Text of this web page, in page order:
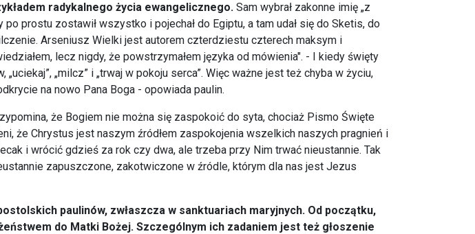
radykalnego życia ewangelicznego. Sam wybrał zakonne imię „z
prostu zostawił wszystko i pojechał do Egiptu, a tam udał się do Sketis, do
Arseniusz Wielki jest autorem czterdziestu czterech maksym i
lecz nigdy, że powstrzymałem języka od mówienia". - I kiedy święty
„milcz” i „trwaj w pokoju serca”. Więc ważne jest też chyba w życiu,
na nowo Pana Boga - opowiada paulin.
że Bogiem nie można się zaspokoić do syta, chociaż Pismo Święte
że Chrystus jest naszym źródłem zaspokojenia wszelkich naszych pragnień i
i wrócić gdzieś za rok czy dwa, ale trzeba przy Nim trwać nieustannie. Tak
zapuszczone, zakotwiczone w źródle, którym dla nas jest Jezus
paulinów, zwłaszcza w sanktuariach maryjnych. Od początku,
do Matki Bożej. Szczególnym ich zadaniem jest też głoszenie